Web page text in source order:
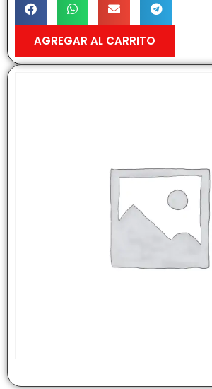
AGREGAR AL CARRITO